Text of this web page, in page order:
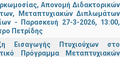
Απονομή Διδακτορικών
Μεταπτυχιακών Διπλωμάτων
- Παρασκευή 27-3-2026, 13:00,
Πετρίδης
Εισαγωγής Πτυχιούχων στο
Πρόγραμμα Μεταπτυχιακών